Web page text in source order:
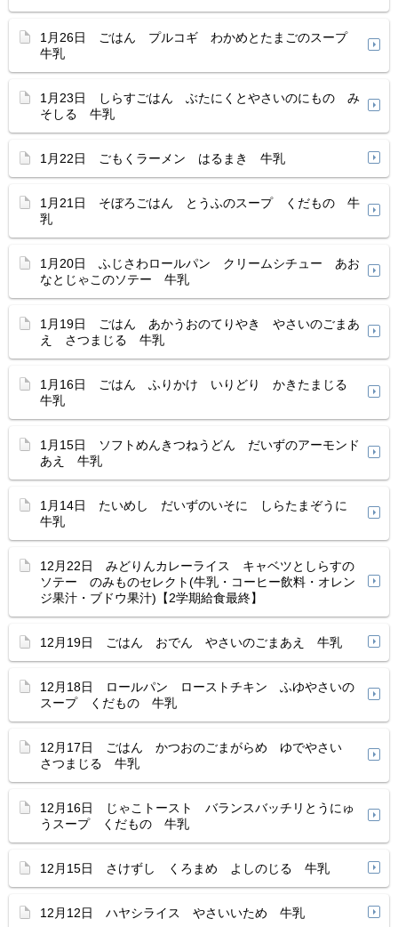
1月26日 ごはん プルコギ わかめとたまごのスープ
牛乳
1月23日 しらすごはん ぶたにくとやさいのにもの み
そしる 牛乳
1月22日 ごもくラーメン はるまき 牛乳
1月21日 そぼろごはん とうふのスープ くだもの 牛
乳
1月20日 ふじさわロールパン クリームシチュー あお
なとじゃこのソテー 牛乳
1月19日 ごはん あかうおのてりやき やさいのごまあ
え さつまじる 牛乳
1月16日 ごはん ふりかけ いりどり かきたまじる
牛乳
1月15日 ソフトめんきつねうどん だいずのアーモンド
あえ 牛乳
1月14日 たいめし だいずのいそに しらたまぞうに
牛乳
12月22日 みどりんカレーライス キャベツとしらすの
ソテー のみものセレクト(牛乳・コーヒー飲料・オレン
ジ果汁・ブドウ果汁)【2学期給食最終】
12月19日 ごはん おでん やさいのごまあえ 牛乳
12月18日 ロールパン ローストチキン ふゆやさいの
スープ くだもの 牛乳
12月17日 ごはん かつおのごまがらめ ゆでやさい
さつまじる 牛乳
12月16日 じゃこトースト バランスバッチリとうにゅ
うスープ くだもの 牛乳
12月15日 さけずし くろまめ よしのじる 牛乳
12月12日 ハヤシライス やさいいため 牛乳